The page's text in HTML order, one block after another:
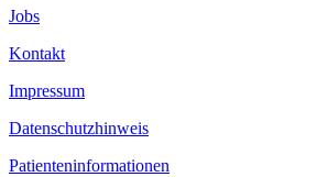
Jobs
Kontakt
Impressum
Datenschutzhinweis
Patienteninformationen